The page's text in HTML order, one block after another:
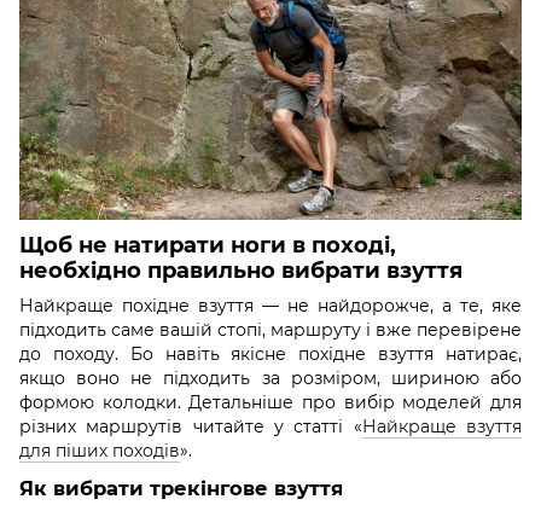
Щоб не натирати ноги в поході,
необхідно правильно вибрати взуття
Найкраще похідне взуття — не найдорожче, а те, яке
підходить саме вашій стопі, маршруту і вже перевірене
до походу. Бо навіть якісне похідне взуття натирає,
якщо воно не підходить за розміром, шириною або
формою колодки. Детальніше про вибір моделей для
різних маршрутів читайте у статті «Найкраще взуття
для піших походів».
Як вибрати трекінгове взуття